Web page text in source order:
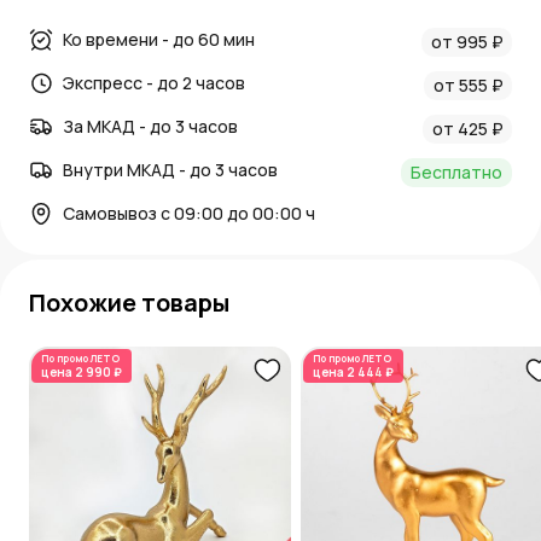
Ко времени - до 60 мин
от 995 ₽
Экспресс - до 2 часов
от 555 ₽
За МКАД - до 3 часов
от 425 ₽
Внутри МКАД - до 3 часов
Бесплатно
Самовывоз с 09:00 до 00:00 ч
Похожие товары
По промоЛЕТО
цена 2 990 ₽
По промоЛЕТО
цена 2 444 ₽